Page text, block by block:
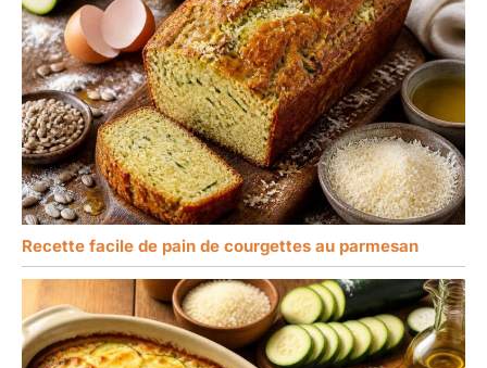
Recette facile de pain de courgettes au parmesan